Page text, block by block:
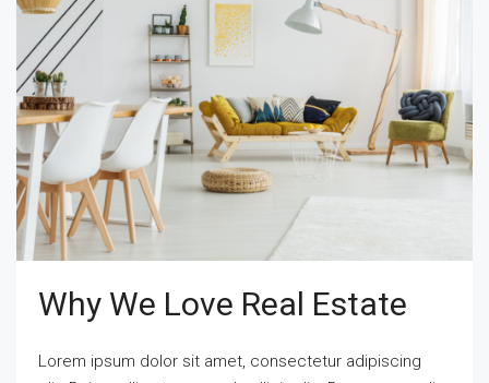
Why We Love Real Estate
Lorem ipsum dolor sit amet, consectetur adipiscing